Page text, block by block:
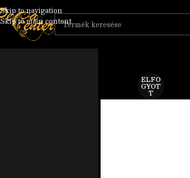
Skip to navigation
Skip to main content
ELFO
GYOT
T